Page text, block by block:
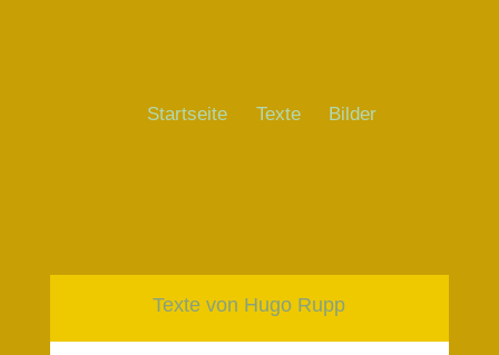
Startseite Texte Bilder
Texte von Hugo Rupp